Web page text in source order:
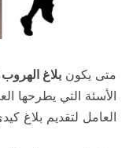
متى يكون بلاغ
الأسئة التي يطرحها
العامل لتقديم بلاغ